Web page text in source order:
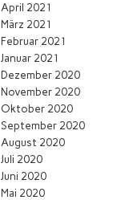
April 2021
März 2021
Februar 2021
Januar 2021
Dezember 2020
November 2020
Oktober 2020
September 2020
August 2020
Juli 2020
Juni 2020
Mai 2020